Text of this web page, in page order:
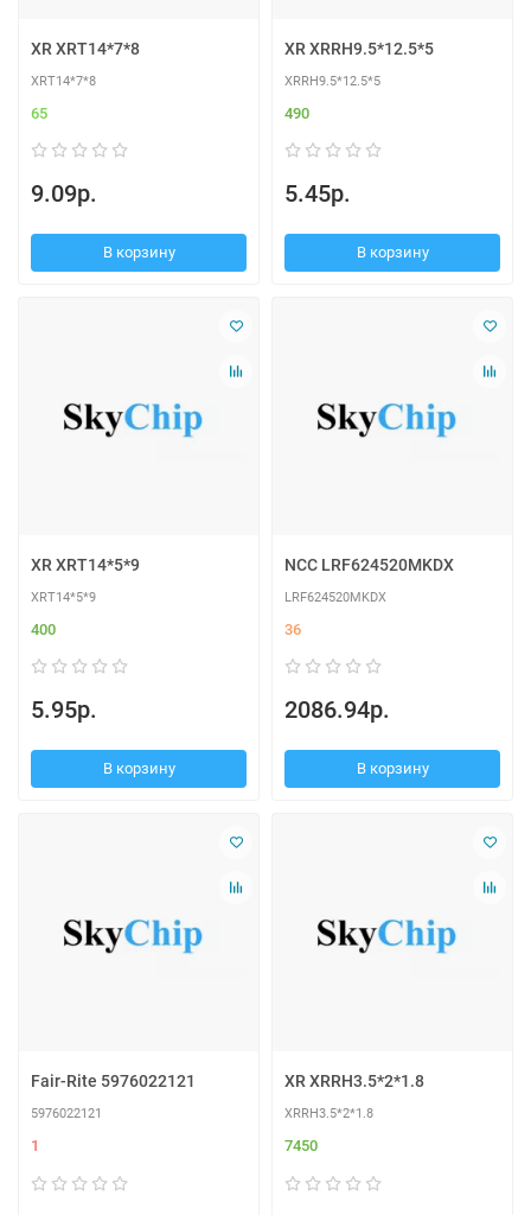
XR XRT14*7*8
XRT14*7*8
65
9.09р.
В корзину
XR XRRH9.5*12.5*5
XRRH9.5*12.5*5
490
5.45р.
В корзину
XR XRT14*5*9
XRT14*5*9
400
5.95р.
В корзину
NCC LRF624520MKDX
LRF624520MKDX
36
2086.94р.
В корзину
Fair-Rite 5976022121
5976022121
1
XR XRRH3.5*2*1.8
XRRH3.5*2*1.8
7450